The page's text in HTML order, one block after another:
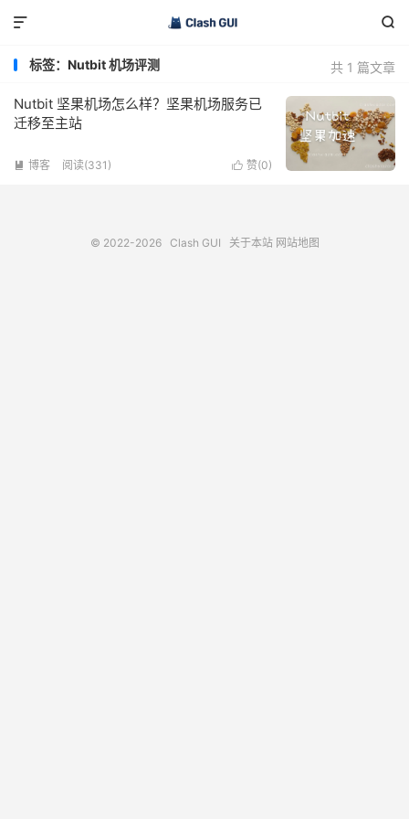


共 1 篇文章
标签：Nutbit 机场评测
Nutbit 坚果机场怎么样？坚果机场服务已
迁移至主站
 赞(0)
 博客 阅读(331)
© 2022-2026 Clash GUI 关于本站 网站地图